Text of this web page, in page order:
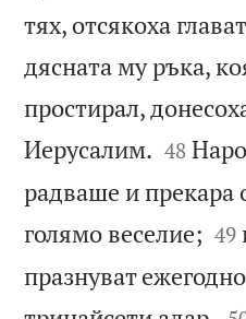
тях, отсякоха
дясната му ръка,
простирал,
Иерусалим. 

48
радваше и прекара
голямо веселие; 

49
празнуват